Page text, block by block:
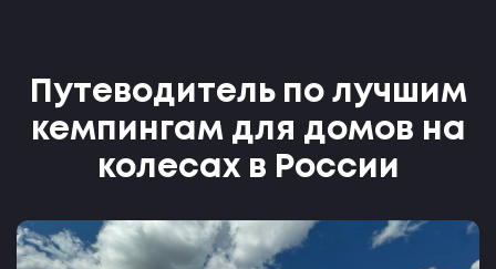
Путеводитель по лучшим
кемпингам для домов на
колесах в России